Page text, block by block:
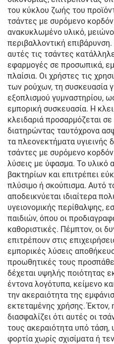
του κύκλου ζωής του
τσάντες με συρόμενο
ανακυκλωμένο υλικό,
περιβαλλοντική επιβάρυνση.
αυτές τις τσάντες
εφαρμογές σε προσωπικά,
πλαίσια. Οι χρήστες τις
των ρούχων, τη συσκευασία
εξοπλισμού γυμναστηρίου,
εμπορική συσκευασία. Η
κλειδαριά προσαρμόζεται
διατηρώντας ταυτόχρονα
τα πλεονεκτήματα υγιεινής
τσάντες με συρόμενο
λύσεις με ύφασμα. Το υλικό
βακτηρίων και επιτρέπει
πλύσιμο ή σκούπισμα. Αυτό
αποδεικνύεται ιδιαίτερα
υγειονομικής περίθαλψης,
παιδιών, όπου οι
καθοριστικές. Πέμπτον, οι
επιτρέπουν στις
εμπορικές λύσεις
προωθητικές τους
δέχεται υψηλής ποιότητας
έντονα λογότυπα, κείμενο
την ακεραιότητα της
εκτεταμένης χρήσης. Έκτον,
διασφαλίζει ότι αυτές οι
τους ακεραιότητα υπό τάση,
φορτία χωρίς σχισίματα ή